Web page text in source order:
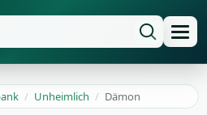
/ Unheimlich / Dämon